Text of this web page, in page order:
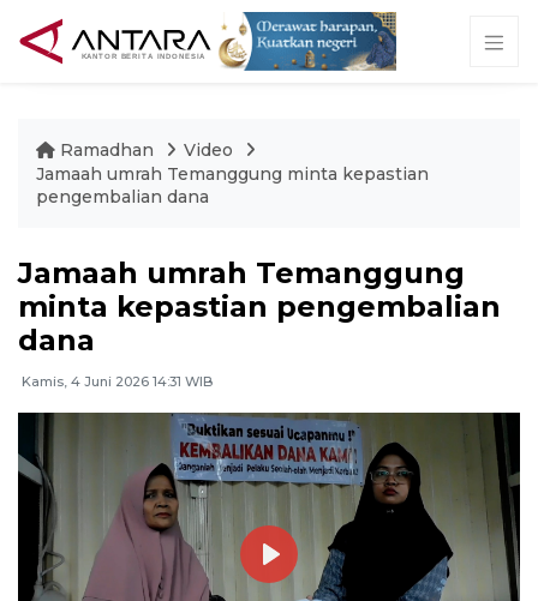
Ramadhan
Video
Jamaah umrah Temanggung minta kepastian
pengembalian dana
Jamaah umrah Temanggung
minta kepastian pengembalian
dana
Kamis, 4 Juni 2026 14:31 WIB
Play